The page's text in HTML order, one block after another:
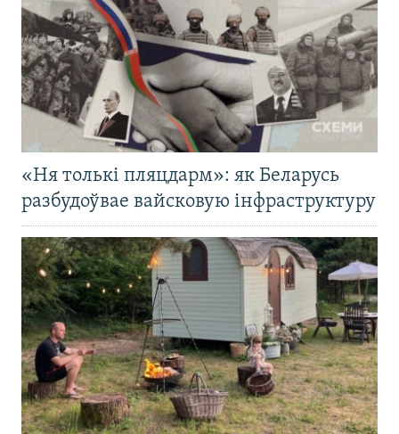
«Ня толькі пляцдарм»: як Беларусь
разбудоўвае вайсковую інфраструктуру